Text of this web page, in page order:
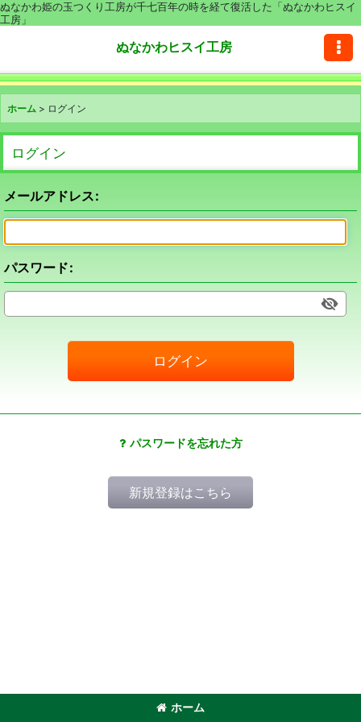
ぬなかわ姫の玉つくり工房が千七百年の時を経て復活した「ぬなかわヒスイ
工房」
ぬなかわヒスイ工房
ホーム > ログイン
ログイン
メールアドレス:
パスワード:
ログイン
パスワードを忘れた方
新規登録はこちら
ホーム